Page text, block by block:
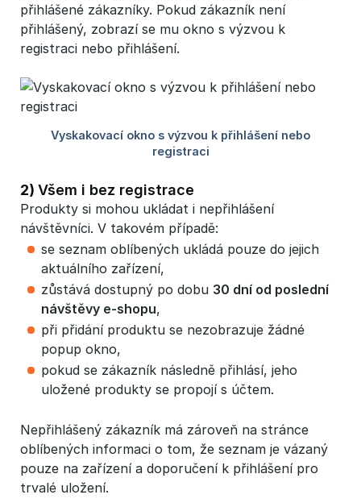
přihlášené zákazníky. Pokud zákazník není
přihlášený, zobrazí se mu okno s výzvou k
registraci nebo přihlášení.
2) Všem i bez registrace
Produkty si mohou ukládat i nepřihlášení
návštěvníci. V takovém případě:
se seznam oblíbených ukládá pouze do jejich
aktuálního zařízení,
zůstává dostupný po dobu 30 dní od poslední
návštěvy e-shopu,
při přidání produktu se nezobrazuje žádné
popup okno,
pokud se zákazník následně přihlásí, jeho
uložené produkty se propojí s účtem.
Nepřihlášený zákazník má zároveň na stránce
oblíbených informaci o tom, že seznam je vázaný
pouze na zařízení a doporučení k přihlášení pro
trvalé uložení.